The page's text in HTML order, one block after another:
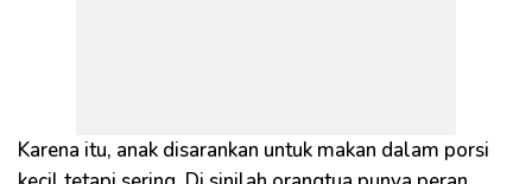
Karena itu, anak disarankan untuk makan dalam porsi